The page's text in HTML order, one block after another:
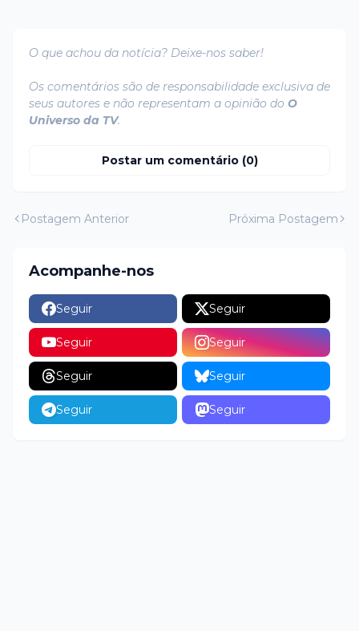
O que achou da notícia? Deixe-nos saber!
Os comentários são de responsabilidade exclusiva de
seus autores e não representam a opinião do O
Universo da TV.
Postar um comentário (0)
Postagem Anterior Próxima Postagem
Acompanhe-nos
Seguir Seguir
Seguir Seguir
Seguir Seguir
Seguir Seguir